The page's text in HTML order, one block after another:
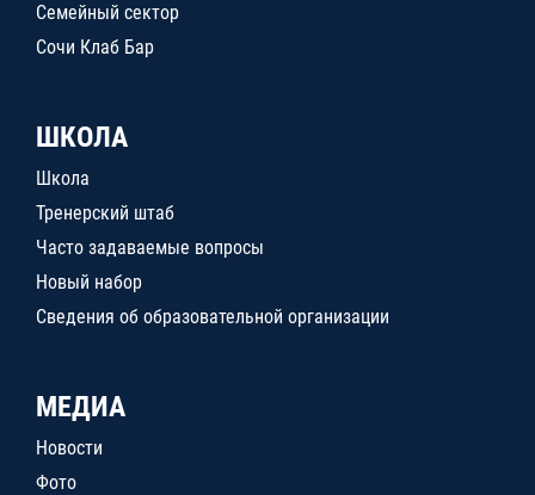
Семейный сектор
Сочи Клаб Бар
ШКОЛА
Школа
Тренерский штаб
Часто задаваемые вопросы
Новый набор
Сведения об образовательной организации
МЕДИА
Новости
Фото